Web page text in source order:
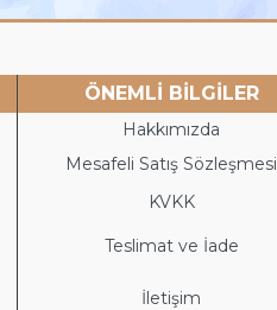
ÖNEMLİ BİLGİLER
Hakkımızda
Mesafeli Satış Sözleşmesi
KVKK
Teslimat ve İade
İletişim